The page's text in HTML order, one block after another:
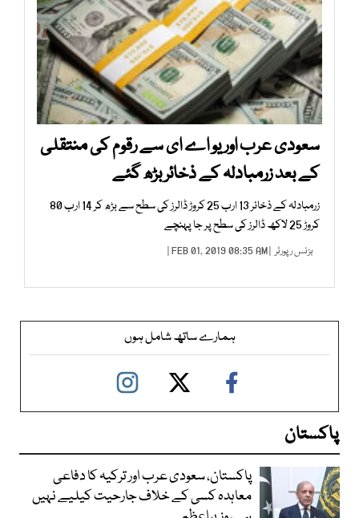
سعودی عرب اور یو اے ای سے رقوم کی منتقلی
کے بعد زرمبادلہ کے ذخائر بڑھ گئے
زرمبادلہ کے ذخائر 13 ارب 25 کروڑ ڈالرز کی سطح سے بڑھ کر 14 ارب 80
کروڑ 25 لاکھ ڈالرز کی سطح پر جا پہنچے
بزنس رپورٹر | FEB 01, 2019 08:35 AM |
ہمارے ساتھ شامل ہوں
پاکستان
پاکستان، سعودی عرب اور ترکیہ کا دفاعی
معاہدہ کسی کے خلاف جارحیت کیلیے نہیں